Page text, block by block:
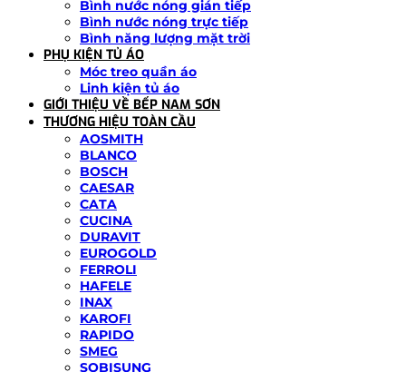
Bình nước nóng gián tiếp
Bình nước nóng trực tiếp
Bình năng lượng mặt trời
PHỤ KIỆN TỦ ÁO
Móc treo quần áo
Linh kiện tủ áo
GIỚI THIỆU VỀ BẾP NAM SƠN
THƯƠNG HIỆU TOÀN CẦU
AOSMITH
BLANCO
BOSCH
CAESAR
CATA
CUCINA
DURAVIT
EUROGOLD
FERROLI
HAFELE
INAX
KAROFI
RAPIDO
SMEG
SOBISUNG